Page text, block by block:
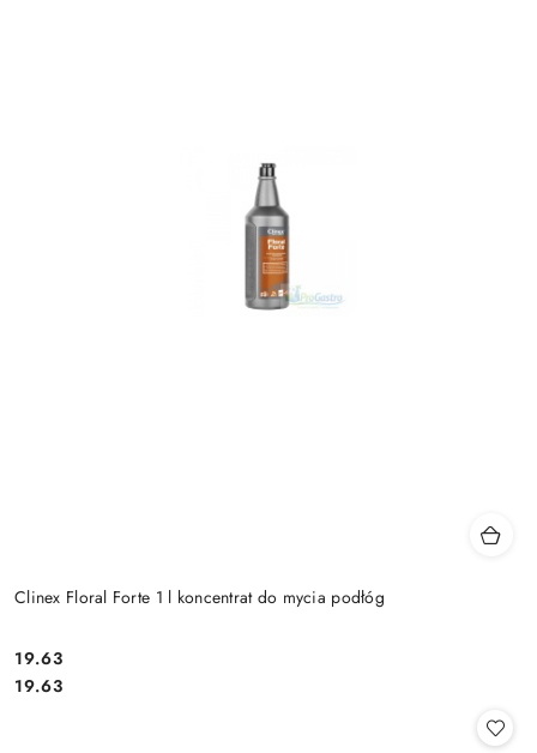
Clinex Floral Forte 1 l koncentrat do mycia podłóg
Cena:
19.63
Cena:
19.63